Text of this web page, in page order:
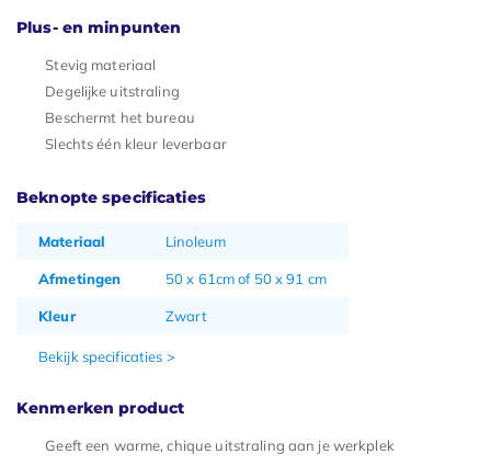
Plus- en minpunten
Stevig materiaal
Degelijke uitstraling
Beschermt het bureau
Slechts één kleur leverbaar
Beknopte specificaties
Materiaal Linoleum
Afmetingen 50 x 61cm of 50 x 91 cm
Kleur Zwart
Bekijk specificaties >
Kenmerken product
Geeft een warme, chique uitstraling aan je werkplek